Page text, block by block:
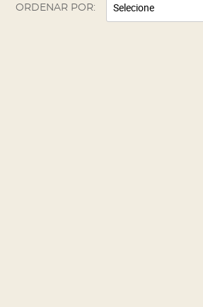
ORDENAR POR Selecione